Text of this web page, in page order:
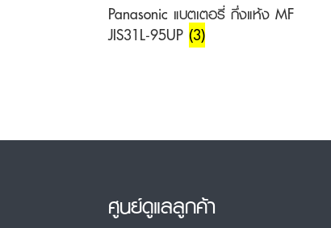
Panasonic แบตเตอรี่ กึ่งแห้ง MF
JIS31L-95UP(3)
ศูนย์ดูแลลูกค้า